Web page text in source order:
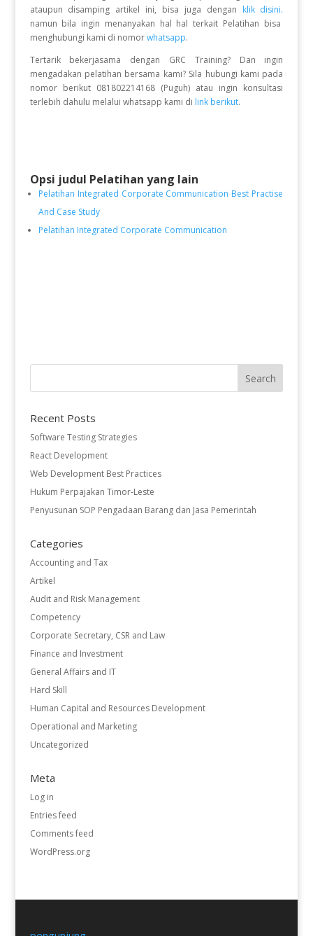
ataupun disamping artikel ini, bisa juga dengan klik disini.
namun bila ingin menanyakan hal hal terkait Pelatihan bisa
menghubungi kami di nomor whatsapp.
Tertarik bekerjasama dengan GRC Training? Dan ingin
mengadakan pelatihan bersama kami? Sila hubungi kami pada
nomor berikut 081802214168 (Puguh) atau ingin konsultasi
terlebih dahulu melalui whatsapp kami di link berikut.
Opsi judul Pelatihan yang lain
Pelatihan Integrated Corporate Communication Best Practise
And Case Study
Pelatihan Integrated Corporate Communication
Recent Posts
Software Testing Strategies
React Development
Web Development Best Practices
Hukum Perpajakan Timor-Leste
Penyusunan SOP Pengadaan Barang dan Jasa Pemerintah
Categories
Accounting and Tax
Artikel
Audit and Risk Management
Competency
Corporate Secretary, CSR and Law
Finance and Investment
General Affairs and IT
Hard Skill
Human Capital and Resources Development
Operational and Marketing
Uncategorized
Meta
Log in
Entries feed
Comments feed
WordPress.org